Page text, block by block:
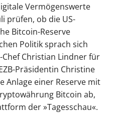
Vermögenswerte
prüfen, ob die US-
Bitcoin-Reserve
Politik sprach sich
Chef Christian Lindner für
Präsidentin Christine
Anlage einer Reserve mit
Bitcoin ab,
der »Tagesschau«.